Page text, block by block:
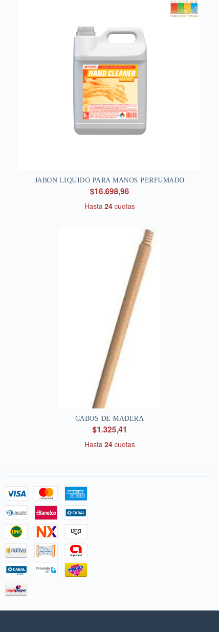
JABON LIQUIDO PARA MANOS PERFUMADO
$16.698,96
Hasta 24cuotas
CABOS DE MADERA
$1.325,41
Hasta 24cuotas